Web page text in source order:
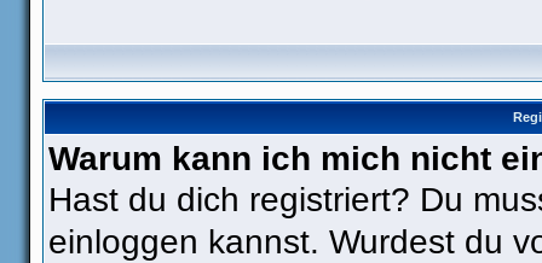
Warum kann ich mich nicht
Hast du dich registriert? Du
einloggen kannst. Wurdest du